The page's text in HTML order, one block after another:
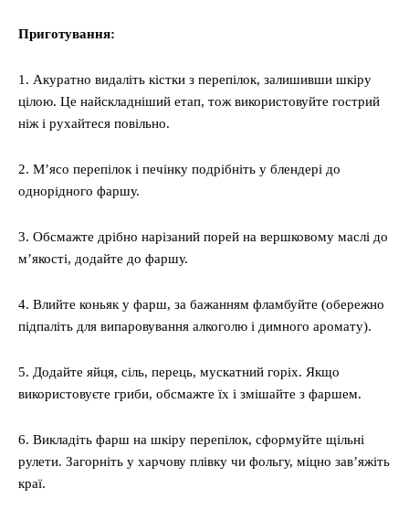
Приготування:
1. Акуратно видаліть кістки з перепілок, залишивши шкіру
цілою. Це найскладніший етап, тож використовуйте гострий
ніж і рухайтеся повільно.
2. М’ясо перепілок і печінку подрібніть у блендері до
однорідного фаршу.
3. Обсмажте дрібно нарізаний порей на вершковому маслі до
м’якості, додайте до фаршу.
4. Влийте коньяк у фарш, за бажанням фламбуйте (обережно
підпаліть для випаровування алкоголю і димного аромату).
5. Додайте яйця, сіль, перець, мускатний горіх. Якщо
використовуєте гриби, обсмажте їх і змішайте з фаршем.
6. Викладіть фарш на шкіру перепілок, сформуйте щільні
рулети. Загорніть у харчову плівку чи фольгу, міцно зав’яжіть
краї.